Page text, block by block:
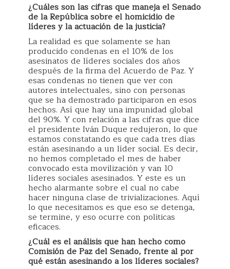
¿Cuáles son las cifras que maneja el Senado
de la República sobre el homicidio de
líderes y la actuación de la justicia?
La realidad es que solamente se han
producido condenas en el 10% de los
asesinatos de líderes sociales dos años
después de la firma del Acuerdo de Paz. Y
esas condenas no tienen que ver con
autores intelectuales, sino con personas
que se ha demostrado participaron en esos
hechos. Así que hay una impunidad global
del 90%. Y con relación a las cifras que dice
el presidente Iván Duque redujeron, lo que
estamos constatando es que cada tres días
están asesinando a un líder social. Es decir,
no hemos completado el mes de haber
convocado esta movilización y van 10
líderes sociales asesinados. Y este es un
hecho alarmante sobre el cual no cabe
hacer ninguna clase de trivializaciones. Aquí
lo que necesitamos es que eso se detenga,
se termine, y eso ocurre con politicas
eficaces.
¿Cuál es el análisis que han hecho como
Comisión de Paz del Senado, frente al por
qué están asesinando a los líderes sociales?